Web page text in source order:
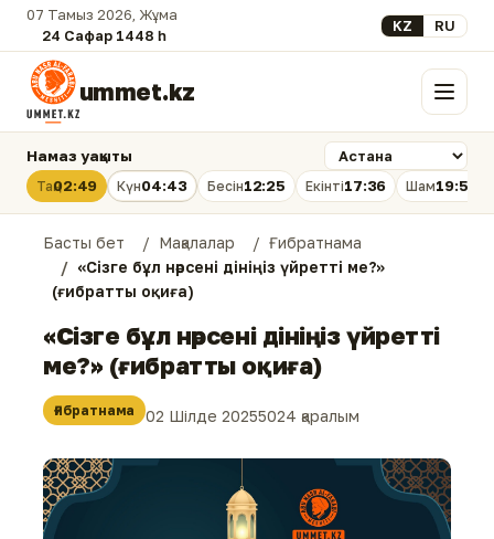
07 Тамыз 2026, Жұма
24 Сафар 1448 һ.
Select your
KZ RU
ummet.kz Мәзір
Намаз уақыты
Таң02:49 Күн04:43 Бесін12:25 Екінті17:36 Шам19:56
Басты бет Мақалалар
Ғибратнама
«Сізге бұл нәрсені дініңіз үйретті ме?»
(ғибратты оқиға)
«Сізге бұл нәрсені дініңіз үйретті
ме?» (ғибратты оқиға)
Ғибратнама 02 Шілде 20255024 қаралым